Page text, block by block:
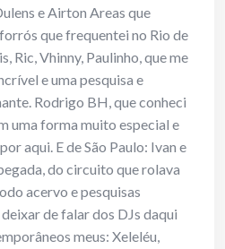
e Airton Areas que
que frequentei no Rio de
Ric, Vhinny, Paulinho, que me
e uma pesquisa e
Rodrigo BH, que conheci
uma forma muito especial e
aqui. E de São Paulo: Ivan e
do circuito que rolava
acervo e pesquisas
de falar dos DJs daqui
meus: Xeleléu,